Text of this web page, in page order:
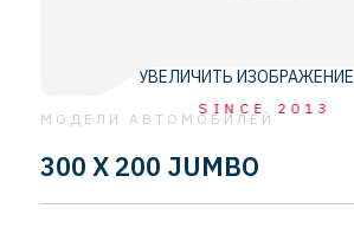
SINCE 2013
УВЕЛИЧИТЬ ИЗОБРАЖЕНИЕ
МОДЕЛИ АВТОМОБИЛЕЙ
300 X 200 JUMBO